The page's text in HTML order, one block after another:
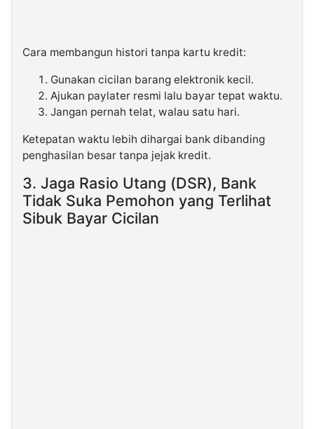
Cara membangun histori tanpa kartu kredit:
Gunakan cicilan barang elektronik kecil.
Ajukan paylater resmi lalu bayar tepat waktu.
Jangan pernah telat, walau satu hari.
Ketepatan waktu lebih dihargai bank dibanding
penghasilan besar tanpa jejak kredit.
3. Jaga Rasio Utang (DSR), Bank
Tidak Suka Pemohon yang Terlihat
Sibuk Bayar Cicilan